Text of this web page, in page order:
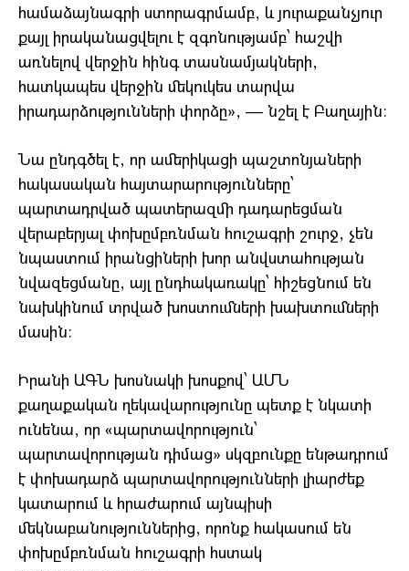
համաձայնագրի ստորագրմամբ, և յուրաքանչյուր
քայլ իրականացվելու է զգոնությամբ՝ հաշվի
առնելով վերջին հինգ տասնամյակների,
հատկապես վերջին մեկուկես տարվա
իրադարձությունների փորձը», — նշել է Բաղային։
Նա ընդգծել է, որ ամերիկացի պաշտոնյաների
հակասական հայտարարությունները՝
պարտադրված պատերազմի դադարեցման
վերաբերյալ փոխըմբռնման հուշագրի շուրջ, չեն
նպաստում իրանցիների խոր անվստահության
նվազեցմանը, այլ ընդհակառակը՝ հիշեցնում են
նախկինում տրված խոստումների խախտումների
մասին։
Իրանի ԱԳՆ խոսնակի խոսքով՝ ԱՄՆ
քաղաքական ղեկավարությունը պետք է նկատի
ունենա, որ «պարտավորություն՝
պարտավորության դիմաց» սկզբունքը ենթադրում
է փոխադարձ պարտավորությունների լիարժեք
կատարում և հրաժարում այնպիսի
մեկնաբանություններից, որոնք հակասում են
փոխըմբռնման հուշագրի հստակ